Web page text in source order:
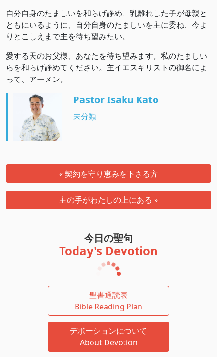
自分自身のたましいを和らげ静め、乳離れした子が母親と
ともにいるように、自分自身のたましいを主に委ね、今よ
りとこしえまで主を待ち望みたい。
愛する天のお父様、あなたを待ち望みます。私のたましい
らを和らげ静めてください。主イエスキリストの御名によ
って、アーメン。
Pastor Isaku Kato
未分類
« 契約を守り恵みを下さる方
主の手がわたしの上にある »
今日の聖句
Today's Devotion
聖書通読表
Bible Reading Plan
デボーションについて
About Devotion